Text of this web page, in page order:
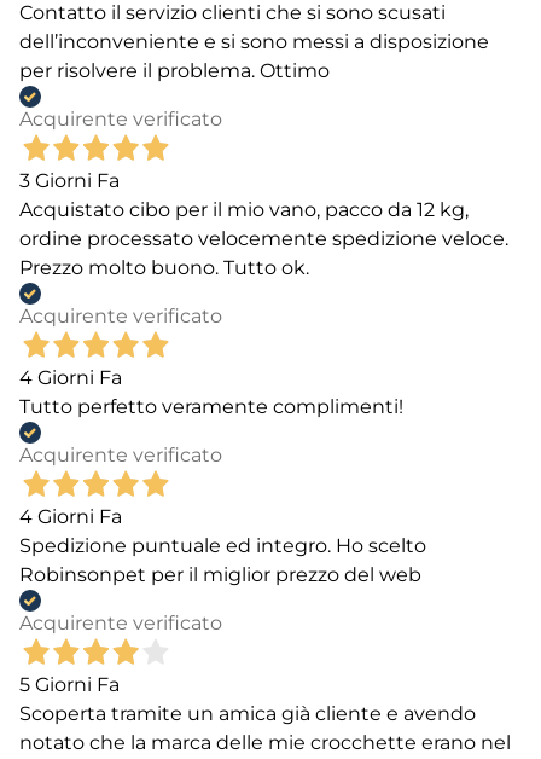
Contatto il servizio clienti che si sono scusati
dell’inconveniente e si sono messi a disposizione
per risolvere il problema. Ottimo
Acquirente verificato
3 Giorni Fa
Acquistato cibo per il mio vano, pacco da 12 kg,
ordine processato velocemente spedizione veloce.
Prezzo molto buono. Tutto ok.
Acquirente verificato
4 Giorni Fa
Tutto perfetto veramente complimenti!
Acquirente verificato
4 Giorni Fa
Spedizione puntuale ed integro. Ho scelto
Robinsonpet per il miglior prezzo del web
Acquirente verificato
5 Giorni Fa
Scoperta tramite un amica già cliente e avendo
notato che la marca delle mie crocchette erano nel